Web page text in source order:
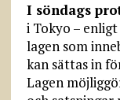
I söndags
i Tokyo –
lagen som
kan sättas in
Lagen